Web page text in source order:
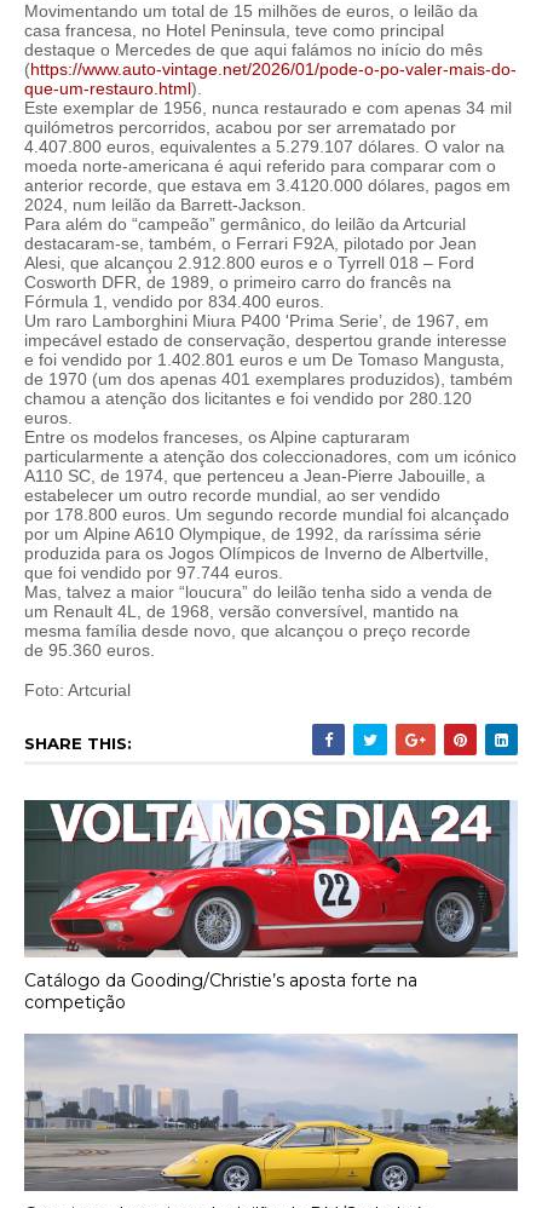
Movimentando um total de 15 milhões de euros, o leilão da
casa francesa, no Hotel Peninsula, teve como principal
destaque o Mercedes de que aqui falámos no início do mês
(https://www.auto-vintage.net/2026/01/pode-o-po-valer-mais-do-
que-um-restauro.html).
Este exemplar de 1956, nunca restaurado e com apenas 34 mil
quilómetros percorridos, acabou por ser arrematado por
4.407.800 euros, equivalentes a 5.279.107 dólares. O valor na
moeda norte-americana é aqui referido para comparar com o
anterior recorde, que estava em 3.4120.000 dólares, pagos em
2024, num leilão da Barrett-Jackson.
Para além do “campeão” germânico, do leilão da Artcurial
destacaram-se, também, o Ferrari F92A, pilotado por Jean
Alesi, que alcançou 2.912.800 euros e o Tyrrell 018 – Ford
Cosworth DFR, de 1989, o primeiro carro do francês na
Fórmula 1, vendido por 834.400 euros.
Um raro Lamborghini Miura P400 'Prima Serie’, de 1967, em
impecável estado de conservação, despertou grande interesse
e foi vendido por 1.402.801 euros e um De Tomaso Mangusta,
de 1970 (um dos apenas 401 exemplares produzidos), também
chamou a atenção dos licitantes e foi vendido por 280.120
euros.
Entre os modelos franceses, os Alpine capturaram
particularmente a atenção dos coleccionadores, com um icónico
A110 SC, de 1974, que pertenceu a Jean-Pierre Jabouille, a
estabelecer um outro recorde mundial, ao ser vendido
por 178.800 euros. Um segundo recorde mundial foi alcançado
por um Alpine A610 Olympique, de 1992, da raríssima série
produzida para os Jogos Olímpicos de Inverno de Albertville,
que foi vendido por 97.744 euros.
Mas, talvez a maior “loucura” do leilão tenha sido a venda de
um Renault 4L, de 1968, versão conversível, mantido na
mesma família desde novo, que alcançou o preço recorde
de 95.360 euros.
Foto: Artcurial
SHARE THIS:
Catálogo da Gooding/Christie’s aposta forte na
competição